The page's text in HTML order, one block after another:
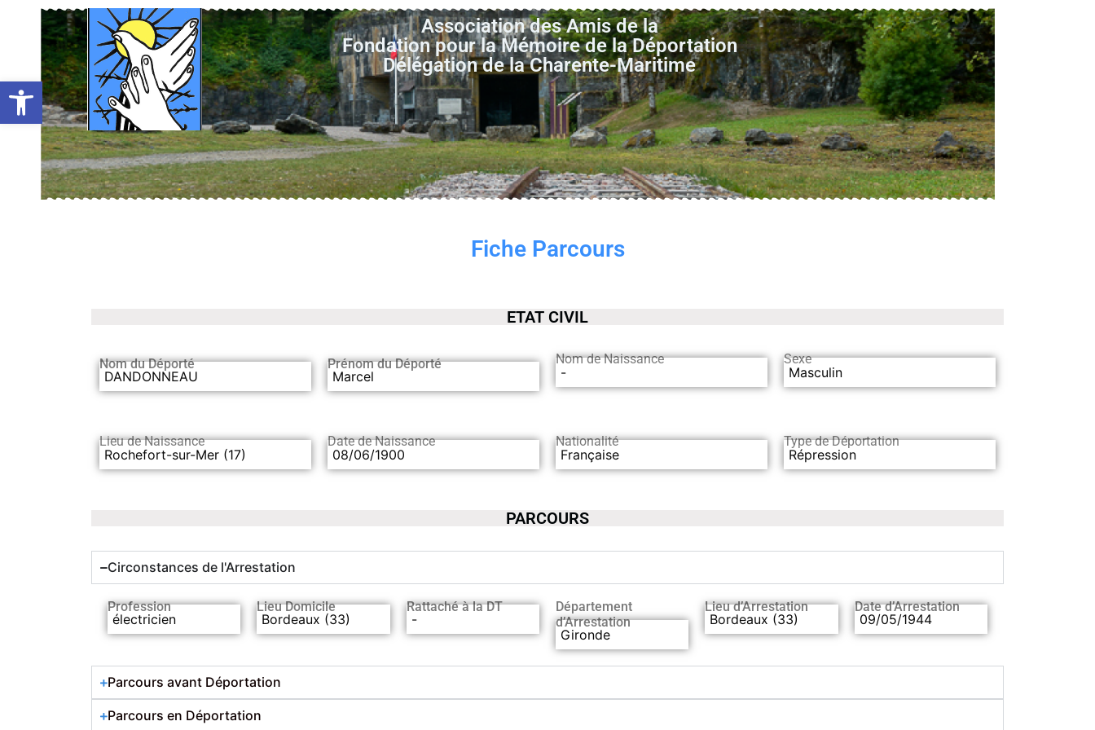
Ouvrir la barre d’outils
Association des Amis de la
Fondation pour la Mémoire de la Déportation
Délégation de la Charente-Maritime
Fiche Parcours
ETAT CIVIL
Nom du Déporté
DANDONNEAU
Prénom du Déporté
Marcel
Nom de Naissance
-
Sexe
Masculin
Lieu de Naissance
Rochefort-sur-Mer (17)
Date de Naissance
08/06/1900
Nationalité
Française
Type de Déportation
Répression
PARCOURS
Circonstances de l'Arrestation
Profession
électricien
Lieu Domicile
Bordeaux (33)
Rattaché à la DT
-
Département
d’Arrestation
Gironde
Lieu d’Arrestation
Bordeaux (33)
Date d’Arrestation
09/05/1944
Parcours avant Déportation
Parcours en Déportation